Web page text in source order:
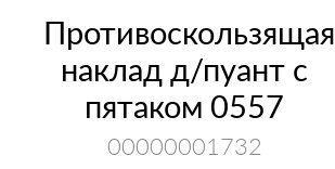
Противоскользящая
наклад д/пуант с
пятаком 0557
00000001732